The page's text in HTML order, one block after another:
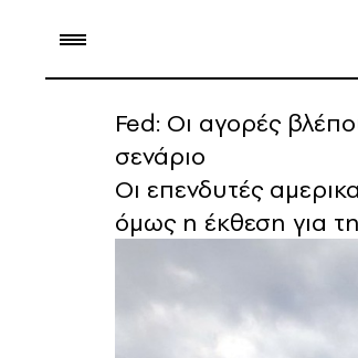
Fed: Οι αγορές
σενάριο
Οι επενδυτές
όμως η έκθεση για